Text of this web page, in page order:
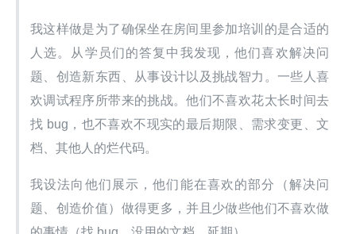
我这样做是为了确保坐在房间里参加培训的是合适的
人选。从学员们的答复中我发现，他们喜欢解决问
题、创造新东西、从事设计以及挑战智力。一些人喜
欢调试程序所带来的挑战。他们不喜欢花太长时间去
找 bug，也不喜欢不现实的最后期限、需求变更、文
档、其他人的烂代码。
我设法向他们展示，他们能在喜欢的部分（解决问
题、创造价值）做得更多，并且少做些他们不喜欢做